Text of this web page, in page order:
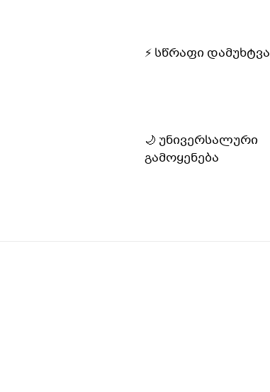
⚡ სწრაფი დამუხტვა
🌙 უნივერსალური
გამოყენება